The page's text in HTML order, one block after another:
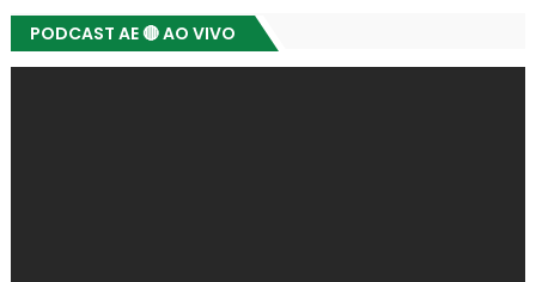
PODCAST AE 🔴 AO VIVO